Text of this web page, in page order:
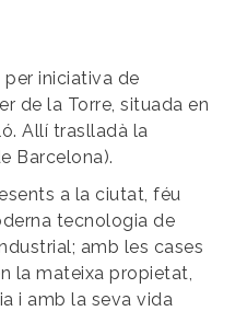
iniciativa de
de la Torre, situada en
Allí traslladà la
Barcelona).
a la ciutat, féu
tecnologia de
amb les cases
la mateixa propietat,
i amb la seva vida